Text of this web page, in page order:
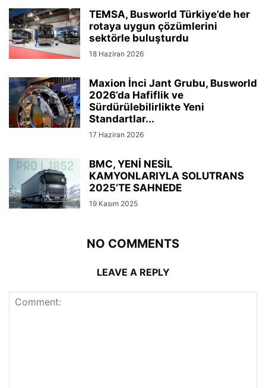
TEMSA, Busworld Türkiye’de her
rotaya uygun çözümlerini
sektörle buluşturdu
18 Haziran 2026
Maxion İnci Jant Grubu, Busworld
2026’da Hafiflik ve
Sürdürülebilirlikte Yeni
Standartlar...
17 Haziran 2026
BMC, YENİ NESİL
KAMYONLARIYLA SOLUTRANS
2025’TE SAHNEDE
19 Kasım 2025
NO COMMENTS
LEAVE A REPLY